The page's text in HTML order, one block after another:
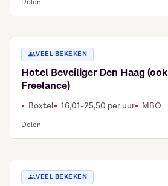
Delen
VEEL BEKEKEN
Hotel Beveiliger Den Haag (ook
Freelance)
Boxtel 16,01-25,50 per uur MBO
Delen
VEEL BEKEKEN